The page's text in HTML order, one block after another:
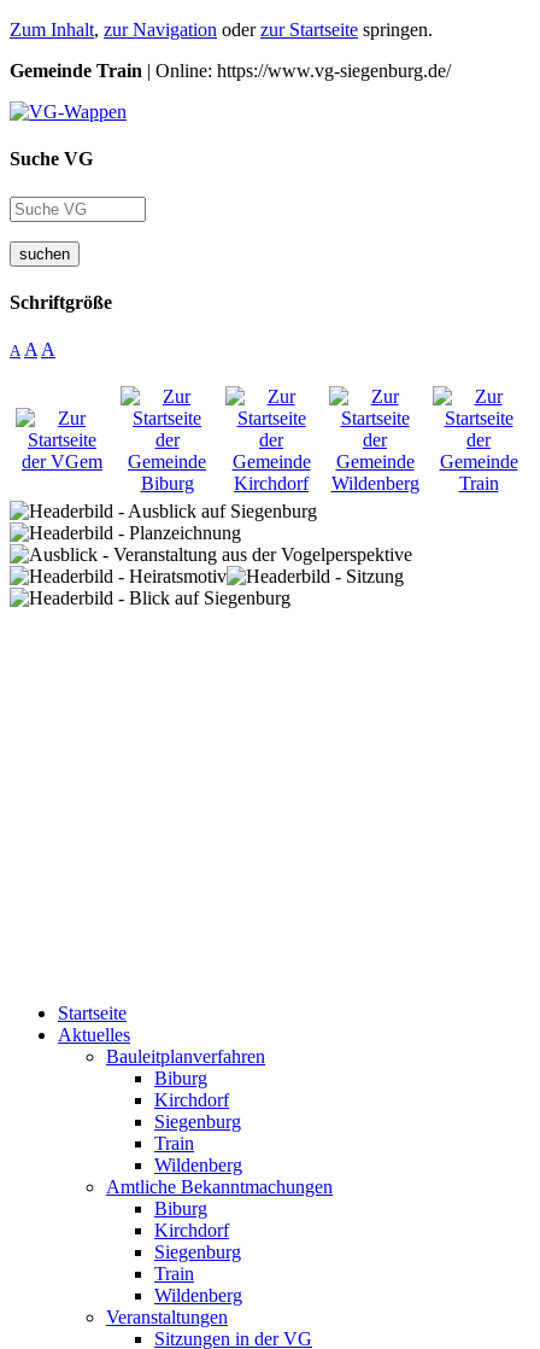
Zum Inhalt, zur Navigation oderzur Startseite springen.
Gemeinde Train | Online: https://www.vg-siegenburg.de/
Suche VG
suchen
Schriftgröße
A A A
Startseite
Aktuelles
Bauleitplanverfahren
Biburg
Kirchdorf
Siegenburg
Train
Wildenberg
Amtliche Bekanntmachungen
Biburg
Kirchdorf
Siegenburg
Train
Wildenberg
Veranstaltungen
Sitzungen in der VG